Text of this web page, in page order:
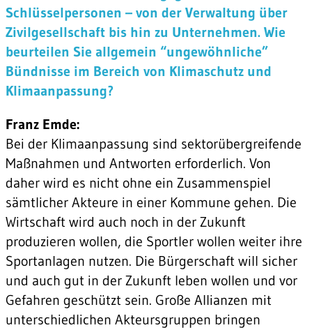
Schlüsselpersonen – von der Verwaltung über
Zivilgesellschaft bis hin zu Unternehmen. Wie
beurteilen Sie allgemein “ungewöhnliche”
Bündnisse im Bereich von Klimaschutz und
Klimaanpassung?
Franz Emde:
Bei der Klimaanpassung sind sektorübergreifende
Maßnahmen und Antworten erforderlich. Von
daher wird es nicht ohne ein Zusammenspiel
sämtlicher Akteure in einer Kommune gehen. Die
Wirtschaft wird auch noch in der Zukunft
produzieren wollen, die Sportler wollen weiter ihre
Sportanlagen nutzen. Die Bürgerschaft will sicher
und auch gut in der Zukunft leben wollen und vor
Gefahren geschützt sein. Große Allianzen mit
unterschiedlichen Akteursgruppen bringen